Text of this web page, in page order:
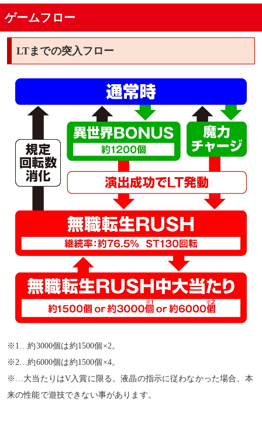
ゲームフロー
LTまでの突入フロー
※1…約3000個は約1500個×2。
※2…約6000個は約1500個×4。
※…大当たりはV入賞に限る。液晶の指示に従わなかった場合、本
来の性能で遊技できない事があります。